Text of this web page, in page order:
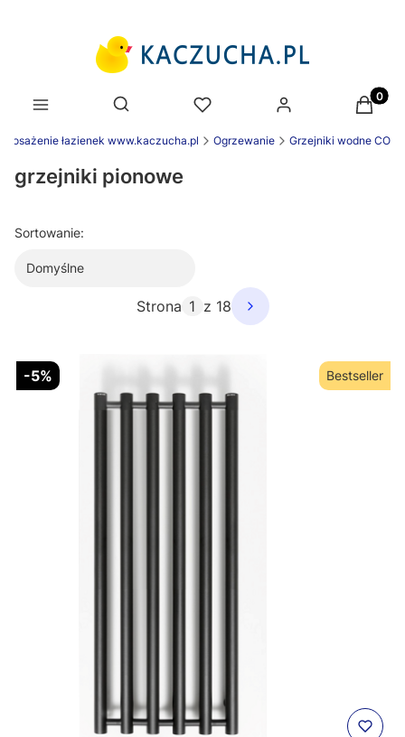
Otwórz wyszukiwarkę
łazienek www.kaczucha.pl Ogrzewanie Grzejniki wodne CO
grzejniki pionowe
Sortowanie:
Domyślne
Strona z 18
-5% Bestseller